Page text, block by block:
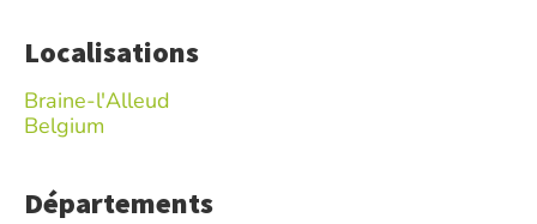
Localisations
Braine-l'Alleud
Belgium
Départements